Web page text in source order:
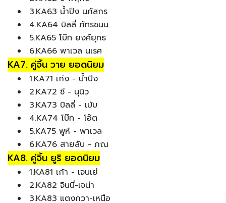
3.KA63 น้ำปิง นภัสกร
4.KA64 บิลลี่ ภัทรชนน
5.KA65 โบ๊ท ยงค์ยุทธ
6.KA66 พาเวล นเรศ
KA7. คู่จิ้น วาย ยอดนิยม
1.KA71 เก่ง - น้ำปิง
2.KA72 ซี - นุนิว
3.KA73 บิลลี่ - เบ้บ
4.KA74 โบ๊ท - โอ๊ต
5.KA75 พูห์ - พาเวล
6.KA76 สายลับ - ภณ
KA8. คู่จิ้น ยูริ ยอดนิยม
1.KA81 เก้า - เจนเย่
2.KA82 จินนี่-เจน่า
3.KA83 แตงกวา-เหนือ